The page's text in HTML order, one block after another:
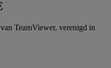
TeamViewer, verenigd in